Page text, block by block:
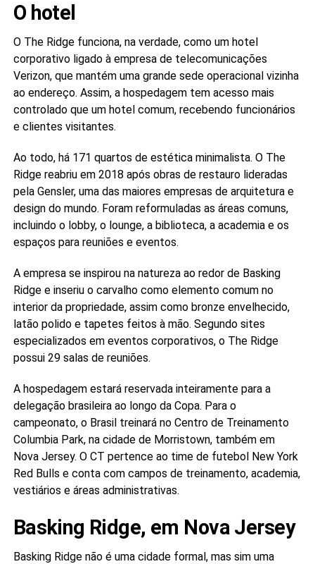
O hotel
O The Ridge funciona, na verdade, como um hotel
corporativo ligado à empresa de telecomunicações
Verizon, que mantém uma grande sede operacional vizinha
ao endereço. Assim, a hospedagem tem acesso mais
controlado que um hotel comum, recebendo funcionários
e clientes visitantes.
Ao todo, há 171 quartos de estética minimalista. O The
Ridge reabriu em 2018 após obras de restauro lideradas
pela Gensler, uma das maiores empresas de arquitetura e
design do mundo. Foram reformuladas as áreas comuns,
incluindo o lobby, o lounge, a biblioteca, a academia e os
espaços para reuniões e eventos.
A empresa se inspirou na natureza ao redor de Basking
Ridge e inseriu o carvalho como elemento comum no
interior da propriedade, assim como bronze envelhecido,
latão polido e tapetes feitos à mão. Segundo sites
especializados em eventos corporativos, o The Ridge
possui 29 salas de reuniões.
A hospedagem estará reservada inteiramente para a
delegação brasileira ao longo da Copa. Para o
campeonato, o Brasil treinará no Centro de Treinamento
Columbia Park, na cidade de Morristown, também em
Nova Jersey. O CT pertence ao time de futebol New York
Red Bulls e conta com campos de treinamento, academia,
vestiários e áreas administrativas.
Basking Ridge, em Nova Jersey
Basking Ridge não é uma cidade formal, mas sim uma